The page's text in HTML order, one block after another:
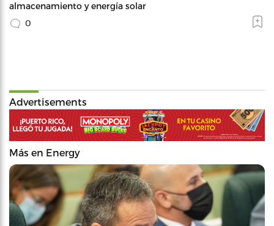
almacenamiento y energía solar
0
Advertisements
Más en Energy